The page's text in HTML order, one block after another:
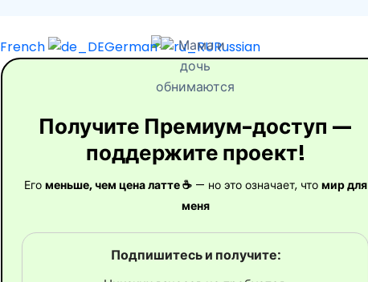
French German Russian
Получите Премиум-доступ —
поддержите проект!
Его меньше, чем цена латте ☕— но это означает, что мир для
меня
Подпишитесь и получите: